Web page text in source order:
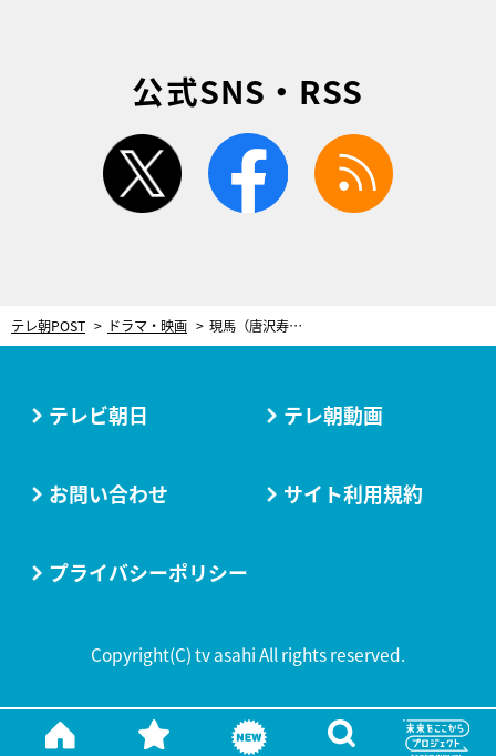
公式SNS・RSS
twitter facebook
テレ朝POST ドラマ・映画 現馬（唐沢寿明）、暗殺犯に間違われ捕まる…そして状況は急変、“驚がくの事態”が発生
テレビ朝日 テレ朝動画
お問い合わせ サイト利用規約
プライバシーポリシー
Copyright(C) tv asahi All rights reserved.